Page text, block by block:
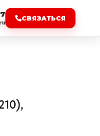
СВЯЗАТЬСЯ